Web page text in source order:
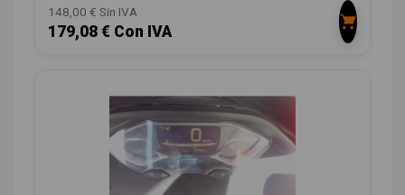
148,00 € Sin IVA
179,08 € Con IVA